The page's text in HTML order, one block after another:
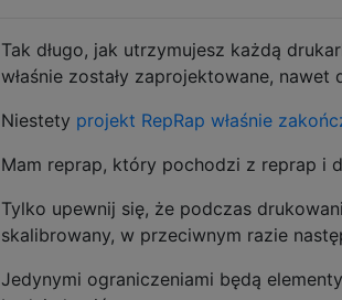
Tak długo, jak utrzymujesz każdą
właśnie zostały zaprojektowane, nawet
Niestety projekt RepRap właśnie
Mam reprap, który pochodzi z reprap i
Tylko upewnij się, że podczas
skalibrowany, w przeciwnym razie
Jedynymi ograniczeniami będą